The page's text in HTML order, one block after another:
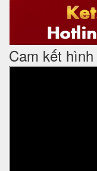
Cam kết